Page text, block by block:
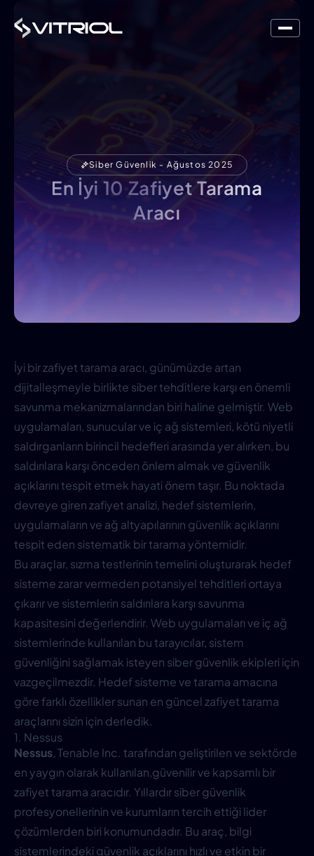
Siber Güvenlik - Ağustos 2025
En İyi 10 Zafiyet Tarama
Aracı
İyi bir zafiyet tarama aracı, günümüzde artan
dijitalleşmeyle birlikte siber tehditlere karşı en önemli
savunma mekanizmalarından biri haline gelmiştir. Web
uygulamaları, sunucular ve iç ağ sistemleri, kötü niyetli
saldırganların birincil hedefleri arasında yer alırken, bu
saldırılara karşı önceden önlem almak ve güvenlik
açıklarını tespit etmek hayati önem taşır. Bu noktada
devreye giren zafiyet analizi, hedef sistemlerin,
uygulamaların ve ağ altyapılarının güvenlik açıklarını
tespit eden sistematik bir tarama yöntemidir.
Bu araçlar, sızma testlerinin temelini oluşturarak hedef
sisteme zarar vermeden potansiyel tehditleri ortaya
çıkarır ve sistemlerin saldırılara karşı savunma
kapasitesini değerlendirir. Web uygulamaları ve iç ağ
sistemlerinde kullanılan bu tarayıcılar, sistem
güvenliğini sağlamak isteyen siber güvenlik ekipleri için
vazgeçilmezdir. Hedef sisteme ve tarama amacına
göre farklı özellikler sunan en güncel zafiyet tarama
araçlarını sizin için derledik.
1. Nessus
Nessus, Tenable Inc. tarafından geliştirilen ve sektörde
en yaygın olarak kullanılan,güvenilir ve kapsamlı bir
zafiyet tarama aracıdır. Yıllardır siber güvenlik
profesyonellerinin ve kurumların tercih ettiği lider
çözümlerden biri konumundadır. Bu araç, bilgi
sistemlerindeki güvenlik açıklarını hızlı ve etkin bir